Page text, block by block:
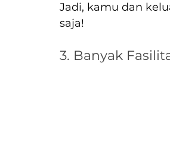
Jadi, kamu dan
saja!
3. Banyak